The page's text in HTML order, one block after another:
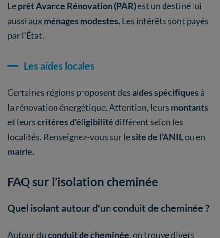
Leprêt Avance Rénovation (PAR)est un destiné lui
aussi auxménages modestes.Les intérêts sont payés
par l’État.
Les aides locales
Certaines régions proposent desaides spécifiques à
la rénovation énergétique. Attention, leurs montants
et leurscritères d'éligibilitédiffèrent selon les
localités. Renseignez-vous sur lesite de l’ANILou en
mairie.
FAQ sur l’isolation cheminée
Quel isolant autour d'un conduit de cheminée ?
Autour duconduit de cheminée,on trouve divers